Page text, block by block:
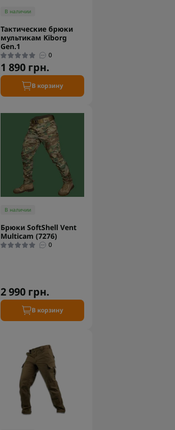
В наличии
Тактические брюки
мультикам Kiborg
Gen.1
0
1 890 грн.
В корзину
В наличии
Брюки SoftShell Vent
Multicam (7276)
0
2 990 грн.
В корзину